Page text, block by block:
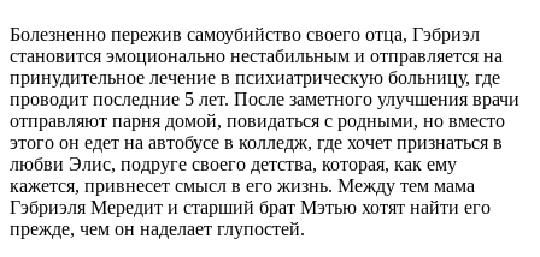
Болезненно пережив самоубийство своего отца, Гэбриэл
становится эмоционально нестабильным и отправляется на
принудительное лечение в психиатрическую больницу, где
проводит последние 5 лет. После заметного улучшения врачи
отправляют парня домой, повидаться с родными, но вместо
этого он едет на автобусе в колледж, где хочет признаться в
любви Элис, подруге своего детства, которая, как ему
кажется, привнесет смысл в его жизнь. Между тем мама
Гэбриэля Мередит и старший брат Мэтью хотят найти его
прежде, чем он наделает глупостей.